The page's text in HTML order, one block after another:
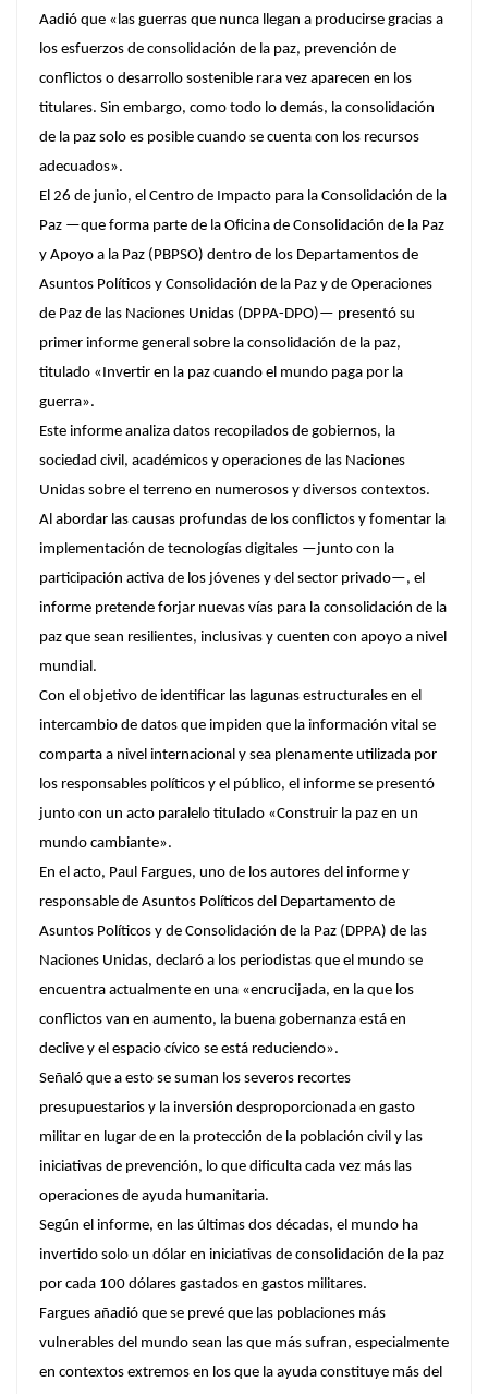
Aadió que «las guerras que nunca llegan a producirse gracias a
los esfuerzos de consolidación de la paz, prevención de
conflictos o desarrollo sostenible rara vez aparecen en los
titulares. Sin embargo, como todo lo demás, la consolidación
de la paz solo es posible cuando se cuenta con los recursos
adecuados».
El 26 de junio, el Centro de Impacto para la Consolidación de la
Paz —que forma parte de la Oficina de Consolidación de la Paz
y Apoyo a la Paz (PBPSO) dentro de los Departamentos de
Asuntos Políticos y Consolidación de la Paz y de Operaciones
de Paz de las Naciones Unidas (DPPA-DPO)— presentó su
primer informe general sobre la consolidación de la paz,
titulado «Invertir en la paz cuando el mundo paga por la
guerra».
Este informe analiza datos recopilados de gobiernos, la
sociedad civil, académicos y operaciones de las Naciones
Unidas sobre el terreno en numerosos y diversos contextos.
Al abordar las causas profundas de los conflictos y fomentar la
implementación de tecnologías digitales —junto con la
participación activa de los jóvenes y del sector privado—, el
informe pretende forjar nuevas vías para la consolidación de la
paz que sean resilientes, inclusivas y cuenten con apoyo a nivel
mundial.
Con el objetivo de identificar las lagunas estructurales en el
intercambio de datos que impiden que la información vital se
comparta a nivel internacional y sea plenamente utilizada por
los responsables políticos y el público, el informe se presentó
junto con un acto paralelo titulado «Construir la paz en un
mundo cambiante».
En el acto, Paul Fargues, uno de los autores del informe y
responsable de Asuntos Políticos del Departamento de
Asuntos Políticos y de Consolidación de la Paz (DPPA) de las
Naciones Unidas, declaró a los periodistas que el mundo se
encuentra actualmente en una «encrucijada, en la que los
conflictos van en aumento, la buena gobernanza está en
declive y el espacio cívico se está reduciendo».
Señaló que a esto se suman los severos recortes
presupuestarios y la inversión desproporcionada en gasto
militar en lugar de en la protección de la población civil y las
iniciativas de prevención, lo que dificulta cada vez más las
operaciones de ayuda humanitaria.
Según el informe, en las últimas dos décadas, el mundo ha
invertido solo un dólar en iniciativas de consolidación de la paz
por cada 100 dólares gastados en gastos militares.
Fargues añadió que se prevé que las poblaciones más
vulnerables del mundo sean las que más sufran, especialmente
en contextos extremos en los que la ayuda constituye más del